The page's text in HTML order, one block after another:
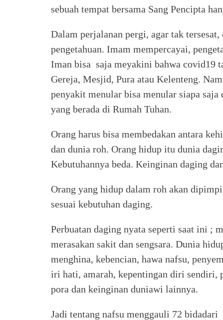
sebuah tempat bersama Sang Pencipta
Dalam perjalanan pergi, agar tak
pengetahuan. Imam mempercayai,
Iman bisa saja meyakini bahwa covid19
Gereja, Mesjid, Pura atau Kelenteng.
penyakit menular bisa menular siapa saja
yang berada di Rumah Tuhan.
Orang harus bisa membedakan antara
dan dunia roh. Orang hidup itu dunia
Kebutuhannya beda. Keinginan daging
Orang yang hidup dalam roh akan
sesuai kebutuhan daging.
Perbuatan daging nyata seperti saat ini ;
merasakan sakit dan sengsara. Dunia
menghina, kebencian, hawa nafsu,
iri hati, amarah, kepentingan diri sendiri,
pora dan keinginan duniawi lainnya.
Jadi tentang nafsu menggauli 72